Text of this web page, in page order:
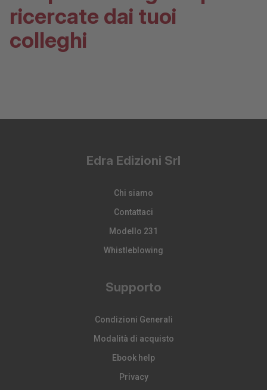
ricercate dai tuoi
colleghi
Edra Edizioni Srl
Chi siamo
Contattaci
Modello 231
Whistleblowing
Supporto
Condizioni Generali
Modalità di acquisto
Ebook help
Privacy